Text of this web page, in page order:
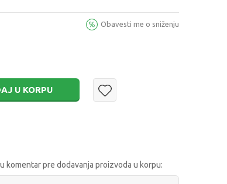
Obavesti me o sniženju
U KORPU
komentar pre dodavanja proizvoda u korpu: